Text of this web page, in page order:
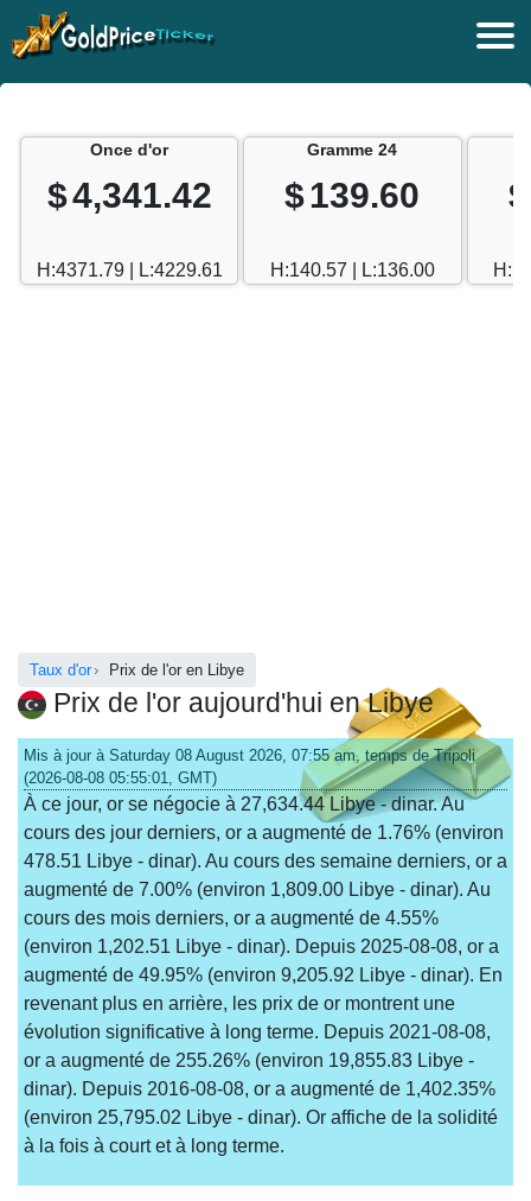
Once d'or
$4,341.42
H:4371.79 | L:4229.61
Gramme 24
$139.60
H:140.57 | L:136.00
$
Taux d'or Prix de l'or en Libye
Prix de l'or aujourd'hui en Libye
Mis à jour à Saturday 08 August 2026, 07:55 am, temps de Tripoli
(2026-08-08 05:55:01, GMT)
À ce jour, or se négocie à 27,634.44 Libye - dinar. Au
cours des jour derniers, or a augmenté de 1.76% (environ
478.51 Libye - dinar). Au cours des semaine derniers, or a
augmenté de 7.00% (environ 1,809.00 Libye - dinar). Au
cours des mois derniers, or a augmenté de 4.55%
(environ 1,202.51 Libye - dinar). Depuis 2025-08-08, or a
augmenté de 49.95% (environ 9,205.92 Libye - dinar). En
revenant plus en arrière, les prix de or montrent une
évolution significative à long terme. Depuis 2021-08-08,
or a augmenté de 255.26% (environ 19,855.83 Libye -
dinar). Depuis 2016-08-08, or a augmenté de 1,402.35%
(environ 25,795.02 Libye - dinar). Or affiche de la solidité
à la fois à court et à long terme.